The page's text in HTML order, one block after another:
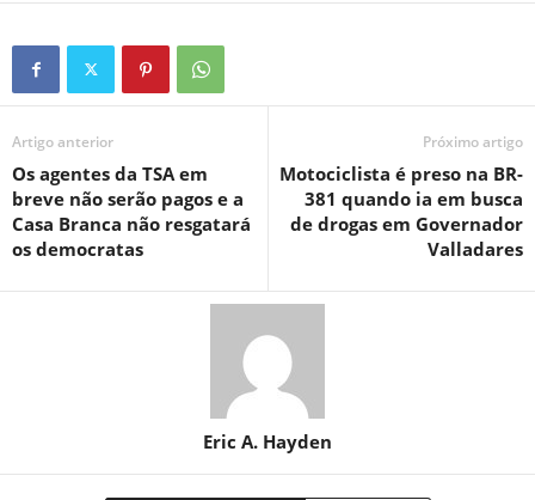
Artigo anterior
Os agentes da TSA em
breve não serão pagos e a
Casa Branca não resgatará
os democratas
Próximo artigo
Motociclista é preso na BR-
381 quando ia em busca
de drogas em Governador
Valladares
Eric A. Hayden